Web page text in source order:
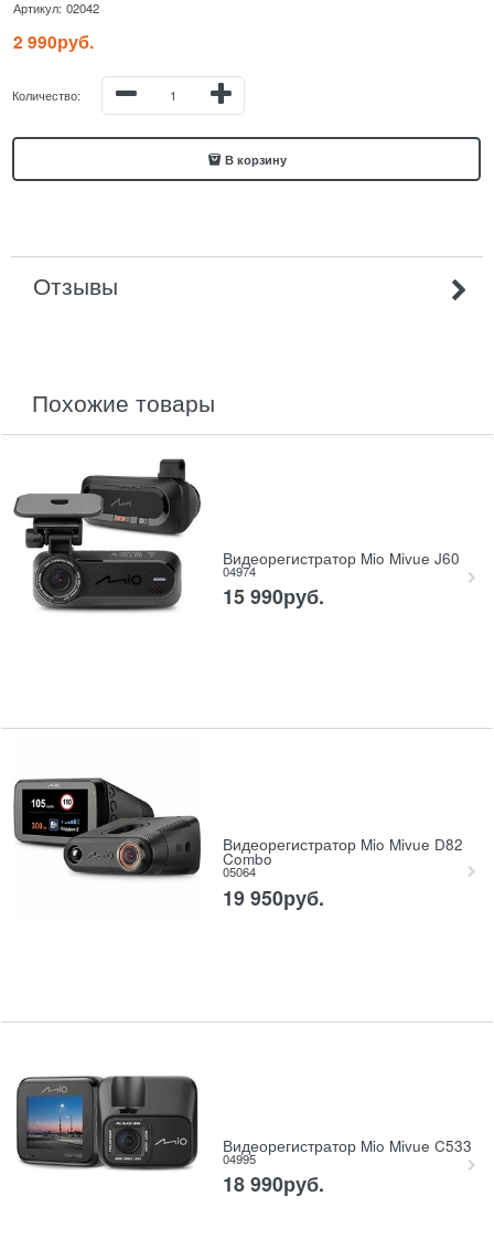
Артикул: 02042
2 990руб.
Количество:
В корзину
Отзывы
похожие товары
Видеорегистратор Mio Mivue J60
04974
15 990руб.
Видеорегистратор Mio Mivue D82
Combo
05064
19 950руб.
Видеорегистратор Mio Mivue C533
04995
18 990руб.